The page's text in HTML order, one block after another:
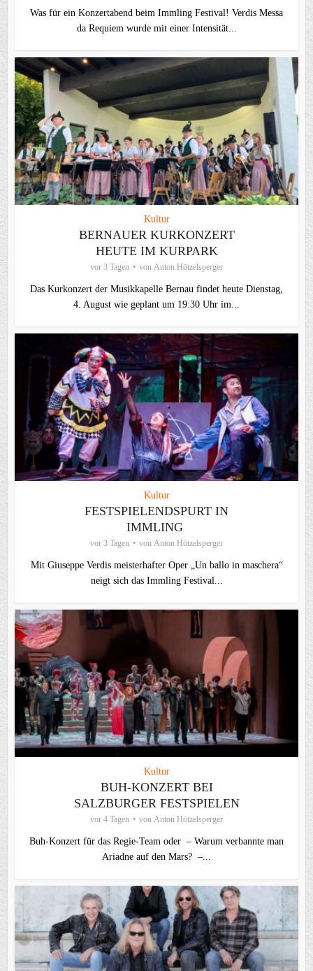
Was für ein Konzertabend beim Immling Festival! Verdis Messa
da Requiem wurde mit einer Intensität...
Kultur
BERNAUER KURKONZERT
HEUTE IM KURPARK
vor 3 Tagen von Anton Hötzelsperger
Das Kurkonzert der Musikkapelle Bernau findet heute Dienstag,
4. August wie geplant um 19:30 Uhr im...
Kultur
FESTSPIELENDSPURT IN
IMMLING
vor 3 Tagen von Anton Hötzelsperger
Mit Giuseppe Verdis meisterhafter Oper „Un ballo in maschera“
neigt sich das Immling Festival...
Kultur
BUH-KONZERT BEI
SALZBURGER FESTSPIELEN
vor 4 Tagen von Anton Hötzelsperger
Buh-Konzert für das Regie-Team oder – Warum verbannte man
Ariadne auf den Mars? –...